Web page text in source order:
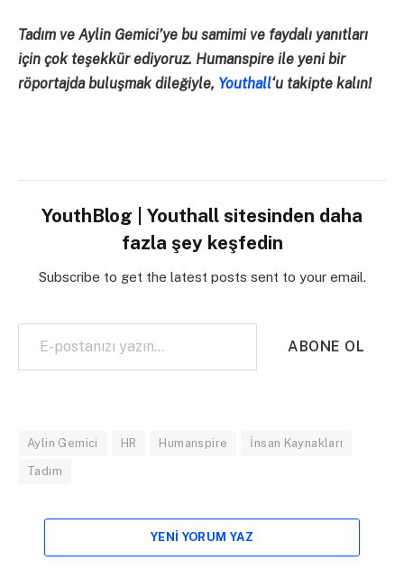
Tadım ve Aylin Gemici’ye bu samimi ve faydalı yanıtları
için çok teşekkür ediyoruz. Humanspire ile yeni bir
röportajda buluşmak dileğiyle, Youthall‘u takipte kalın!
YouthBlog | Youthall sitesinden daha
fazla şey keşfedin
Subscribe to get the latest posts sent to your email.
E-postanızı yazın…
ABONE OL
Aylin Gemici HR Humanspire İnsan Kaynakları
Tadım
YENI YORUM YAZ